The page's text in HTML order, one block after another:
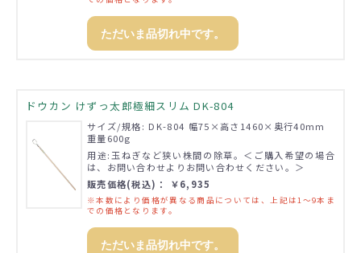
ただいま品切れ中です。
ドウカン けずっ太郎極細スリム DK-804
サイズ/規格: DK-804 幅75×高さ1460×奥行40mm
重量600g
用途:玉ねぎなど狭い株間の除草。＜ご購入希望の場合
は、お問い合わせよりお問い合わせください。＞
販売価格(税込)： ￥6,935
※本数により価格が異なる商品については、上記は1～9本ま
での価格となります。
ただいま品切れ中です。